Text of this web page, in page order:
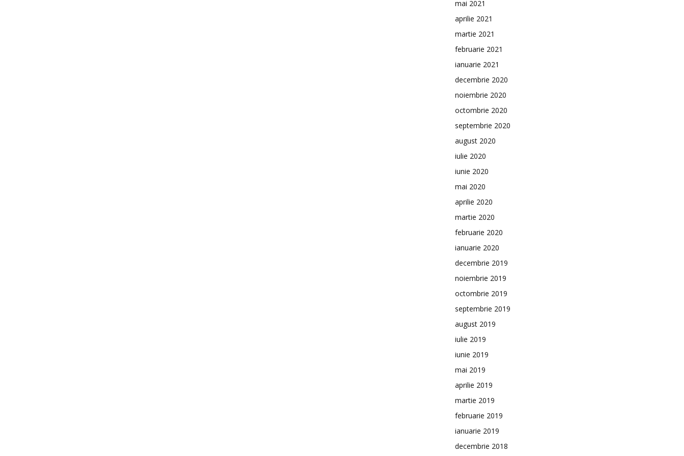
mai 2021
aprilie 2021
martie 2021
februarie 2021
ianuarie 2021
decembrie 2020
noiembrie 2020
octombrie 2020
septembrie 2020
august 2020
iulie 2020
iunie 2020
mai 2020
aprilie 2020
martie 2020
februarie 2020
ianuarie 2020
decembrie 2019
noiembrie 2019
octombrie 2019
septembrie 2019
august 2019
iulie 2019
iunie 2019
mai 2019
aprilie 2019
martie 2019
februarie 2019
ianuarie 2019
decembrie 2018